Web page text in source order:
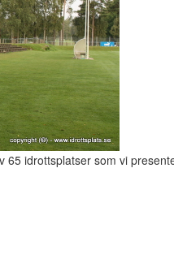
idrottsplatser som vi